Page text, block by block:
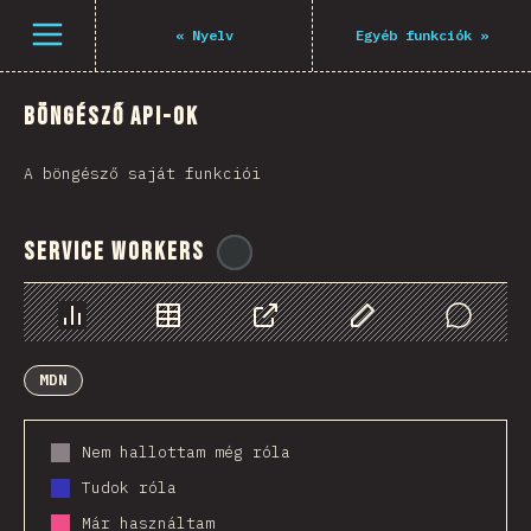
Menü megnyitása « Nyelv Egyéb funkciók »
Böngésző API-ok
A böngésző saját funkciói
Service Workers
Diagramok Adatok MegosztásCustomize Data
Comments
MDN
Nem hallottam még róla
Tudok róla
Már használtam
Navigated to The State of JS 2021